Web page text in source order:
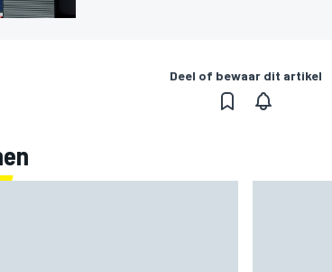
Deel of bewaar dit artikel